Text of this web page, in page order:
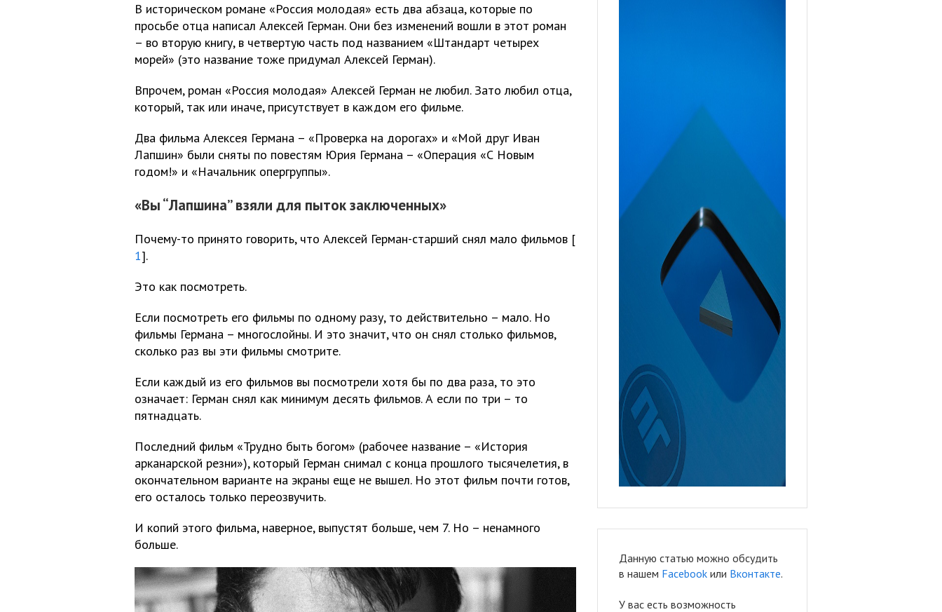
В историческом романе «Россия молодая» есть два абзаца, которые по
просьбе отца написал Алексей Герман. Они без изменений вошли в этот роман
– во вторую книгу, в четвертую часть под названием «Штандарт четырех
морей» (это название тоже придумал Алексей Герман).
Впрочем, роман «Россия молодая» Алексей Герман не любил. Зато любил отца,
который, так или иначе, присутствует в каждом его фильме.
Два фильма Алексея Германа – «Проверка на дорогах» и «Мой друг Иван
Лапшин» были сняты по повестям Юрия Германа – «Операция «С Новым
годом!» и «Начальник опергруппы».
«Вы “Лапшина” взяли для пыток заключенных»
Почему-то принято говорить, что Алексей Герман-старший снял мало фильмов [
1].
Это как посмотреть.
Если посмотреть его фильмы по одному разу, то действительно – мало. Но
фильмы Германа – многослойны. И это значит, что он снял столько фильмов,
сколько раз вы эти фильмы смотрите.
Если каждый из его фильмов вы посмотрели хотя бы по два раза, то это
означает: Герман снял как минимум десять фильмов. А если по три – то
пятнадцать.
Последний фильм «Трудно быть богом» (рабочее название – «История
арканарской резни»), который Герман снимал с конца прошлого тысячелетия, в
окончательном варианте на экраны еще не вышел. Но этот фильм почти готов,
его осталось только переозвучить.
И копий этого фильма, наверное, выпустят больше, чем 7. Но – ненамного
больше.
Данную статью можно обсудить
в нашем Facebook или Вконтакте.
У вас есть возможность